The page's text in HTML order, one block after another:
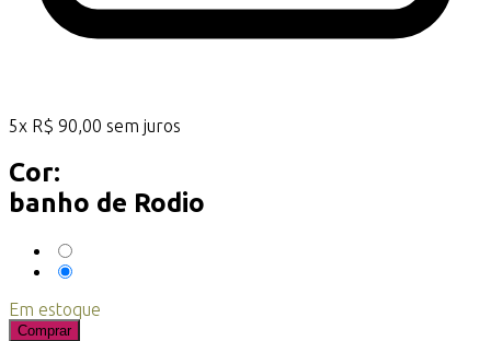
5x R$ 90,00 sem juros
Cor:
banho de Rodio
Em estoque
Comprar